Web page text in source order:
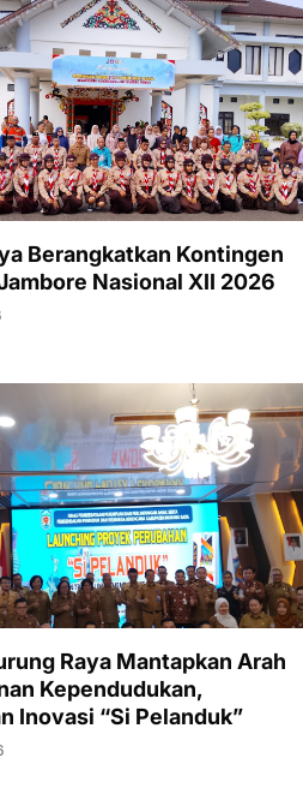
Berangkatkan Kontingen
Nasional XII 2026
Raya Mantapkan Arah
Kependudukan,
Inovasi “Si Pelanduk”